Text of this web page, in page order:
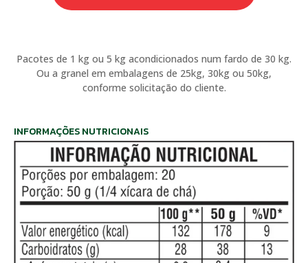
Pacotes de 1 kg ou 5 kg acondicionados num fardo de 30 kg.
Ou a granel em embalagens de 25kg, 30kg ou 50kg,
conforme solicitação do cliente.
INFORMAÇÕES NUTRICIONAIS